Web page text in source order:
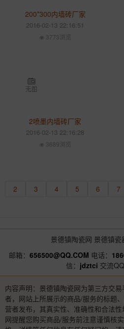
200*300内墙砖厂家
2016-02-13 22:16:51
3773浏览
2喷墨内墙砖厂家
2016-02-13 22:16:28
3689浏览
2 3 4 5 6 7
景德镇陶瓷网 景德镇瓷
邮箱： 656500@QQ.COM 电话：
信： jdztci 交流QQ
内容声明：景德镇陶瓷网为第三方交
者，网站上所展示的商品/服务的标题
营者发布，其真实性、准确性和合法
网提醒您购买商品/服务前注意谨慎核